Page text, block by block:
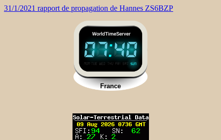
31/1/2021 rapport de propagation de Hannes ZS6BZP